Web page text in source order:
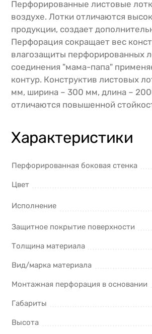
Перфорированные листовые
воздухе. Лотки отличаются
продукции, создает
Перфорация сокращает вес
влагозащиты перфорированных
соединения "мама-папа"
контур. Конструктив листовых
мм, ширина – 300 мм, длина –
отличаются повышенной
Характеристики
Перфорированная боковая стенка
Цвет
Исполнение
Защитное покрытие поверхности
Толщина материала
Вид/марка материала
Монтажная перфорация в основании
Габариты
Высота